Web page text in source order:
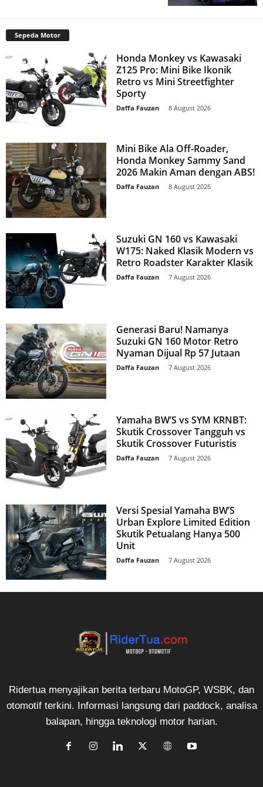
Sepeda Motor
Honda Monkey vs Kawasaki
Z125 Pro: Mini Bike Ikonik
Retro vs Mini Streetfighter
Sporty
Daffa Fauzan 8 August 2026
Mini Bike Ala Off-Roader,
Honda Monkey Sammy Sand
2026 Makin Aman dengan ABS!
Daffa Fauzan 8 August 2026
Suzuki GN 160 vs Kawasaki
W175: Naked Klasik Modern vs
Retro Roadster Karakter Klasik
Daffa Fauzan 7 August 2026
Generasi Baru! Namanya
Suzuki GN 160 Motor Retro
Nyaman Dijual Rp 57 Jutaan
Daffa Fauzan 7 August 2026
Yamaha BW’S vs SYM KRNBT:
Skutik Crossover Tangguh vs
Skutik Crossover Futuristis
Daffa Fauzan 7 August 2026
Versi Spesial Yamaha BW’S
Urban Explore Limited Edition
Skutik Petualang Hanya 500
Unit
Daffa Fauzan 7 August 2026
Ridertua menyajikan berita terbaru MotoGP, WSBK, dan
otomotif terkini. Informasi langsung dari paddock, analisa
balapan, hingga teknologi motor harian.